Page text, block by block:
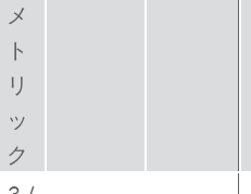
メ
ト
リ
ッ
ク